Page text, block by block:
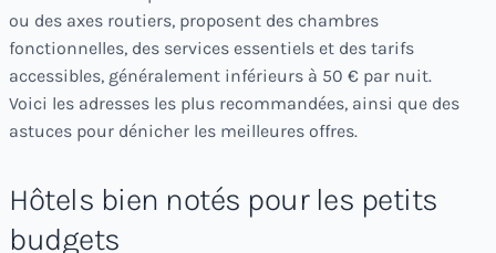
ou des axes routiers, proposent des chambres
fonctionnelles, des services essentiels et des tarifs
accessibles, généralement inférieurs à 50 € par nuit.
Voici les adresses les plus recommandées, ainsi que des
astuces pour dénicher les meilleures offres.
Hôtels bien notés pour les petits
budgets